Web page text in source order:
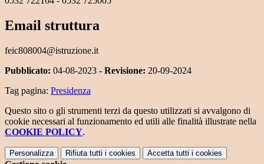
Email struttura
feic808004@istruzione.it
Pubblicato: 04-08-2023 - Revisione: 20-09-2024
Tag pagina: Presidenza
Questo sito o gli strumenti terzi da questo utilizzati si avvalgono di
cookie necessari al funzionamento ed utili alle finalità illustrate nella
COOKIE POLICY.
Personalizza Rifiuta tutti i cookies Accetta tutti i cookies